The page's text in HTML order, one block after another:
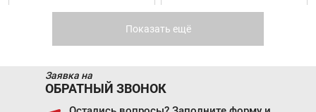
FORD FOCUS ХЭТЧБЕК KIA PICANTO NEW
Показать ещё
Заявка на
ОБРАТНЫЙ ЗВОНОК